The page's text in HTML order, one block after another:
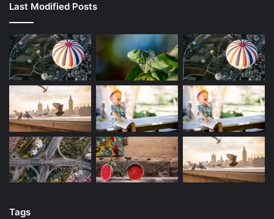
Last Modified Posts
Tags